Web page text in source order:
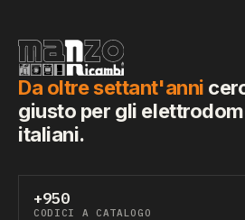
Da oltre settant'anni
giusto per gli
italiani.
+950
CODICI A CATALOGO